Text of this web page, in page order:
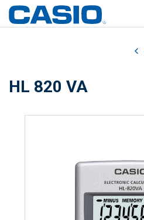
HL 820 VA